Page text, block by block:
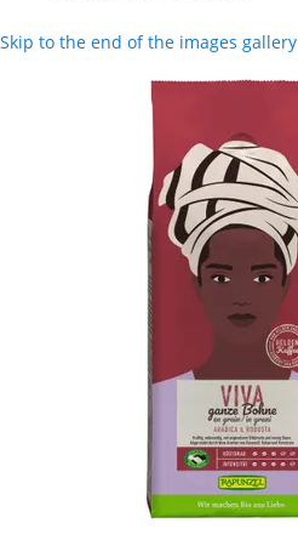
Skip to the end of the images gallery